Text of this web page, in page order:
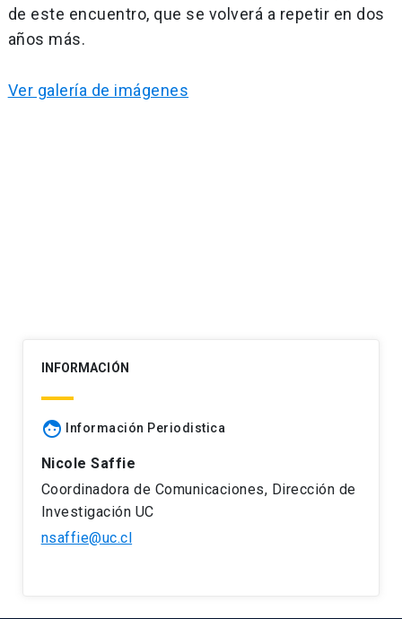
de este encuentro, que se volverá a repetir en dos
años más.
Ver galería de imágenes
INFORMACIÓN
face Información Periodistica
Nicole Saffie
Coordinadora de Comunicaciones, Dirección de
Investigación UC
nsaffie@uc.cl